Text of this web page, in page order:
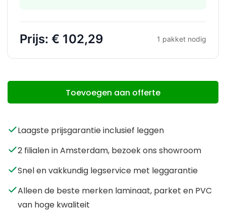
Prijs: € 102,29 1 pakket nodig
Toevoegen aan offerte
Laagste prijsgarantie inclusief leggen
2 filialen in Amsterdam, bezoek ons showroom
Snel en vakkundig legservice met leggarantie
Alleen de beste merken laminaat, parket en PVC
van hoge kwaliteit